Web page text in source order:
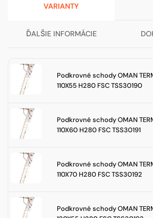
VARIANTY
ĎALŠIE INFORMÁCIE
Podkrovné schody OMAN
110X55 H280 FSC TSS30190
Podkrovné schody OMAN
110X60 H280 FSC TSS30191
Podkrovné schody OMAN
110X70 H280 FSC TSS30192
Podkrovné schody OMAN